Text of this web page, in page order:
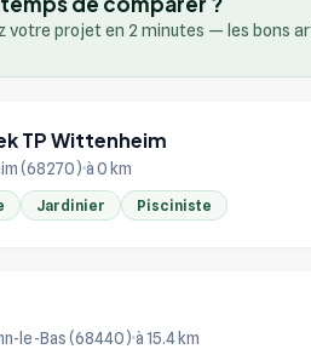
votre projet en 2 minutes — les bons
TP Wittenheim
(68270) à 0 km
Jardinier Pisciniste
le-Bas (68440) à 15.4 km